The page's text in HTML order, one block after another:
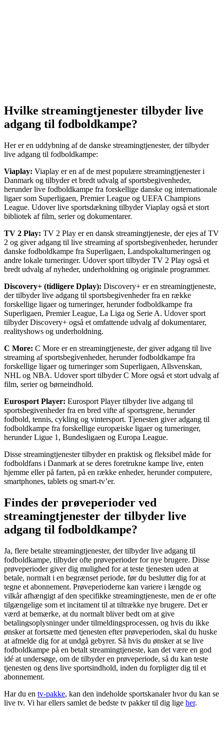
Hvilke streamingtjenester tilbyder live
adgang til fodboldkampe?
Her er en uddybning af de danske streamingtjenester, der tilbyder
live adgang til fodboldkampe:
Viaplay: Viaplay er en af de mest populære streamingtjenester i
Danmark og tilbyder et bredt udvalg af sportsbegivenheder,
herunder live fodboldkampe fra forskellige danske og internationale
ligaer som Superligaen, Premier League og UEFA Champions
League. Udover live sportsdækning tilbyder Viaplay også et stort
bibliotek af film, serier og dokumentarer.
TV 2 Play: TV 2 Play er en dansk streamingtjeneste, der ejes af TV
2 og giver adgang til live streaming af sportsbegivenheder, herunder
danske fodboldkampe fra Superligaen, Landspokalturneringen og
andre lokale turneringer. Udover sport tilbyder TV 2 Play også et
bredt udvalg af nyheder, underholdning og originale programmer.
Discovery+ (tidligere Dplay): Discovery+ er en streamingtjeneste,
der tilbyder live adgang til sportsbegivenheder fra en række
forskellige ligaer og turneringer, herunder fodboldkampe fra
Superligaen, Premier League, La Liga og Serie A. Udover sport
tilbyder Discovery+ også et omfattende udvalg af dokumentarer,
realityshows og underholdning.
C More: C More er en streamingtjeneste, der giver adgang til live
streaming af sportsbegivenheder, herunder fodboldkampe fra
forskellige ligaer og turneringer som Superligaen, Allsvenskan,
NHL og NBA. Udover sport tilbyder C More også et stort udvalg af
film, serier og børneindhold.
Eurosport Player: Eurosport Player tilbyder live adgang til
sportsbegivenheder fra en bred vifte af sportsgrene, herunder
fodbold, tennis, cykling og vintersport. Tjenesten giver adgang til
fodboldkampe fra forskellige europæiske ligaer og turneringer,
herunder Ligue 1, Bundesligaen og Europa League.
Disse streamingtjenester tilbyder en praktisk og fleksibel måde for
fodboldfans i Danmark at se deres foretrukne kampe live, enten
hjemme eller på farten, på en række enheder, herunder computere,
smartphones, tablets og smart-tv’er.
Findes der prøveperioder ved
streamingtjenester der tilbyder live
adgang til fodboldkampe?
Ja, flere betalte streamingtjenester, der tilbyder live adgang til
fodboldkampe, tilbyder ofte prøveperioder for nye brugere. Disse
prøveperioder giver dig mulighed for at teste tjenesten uden at
betale, normalt i en begrænset periode, før du beslutter dig for at
tegne et abonnement. Prøveperioderne kan variere i længde og
vilkår afhængigt af den specifikke streamingtjeneste, men de er ofte
tilgængelige som et incitament til at tiltrække nye brugere. Det er
værd at bemærke, at du normalt bliver bedt om at give
betalingsoplysninger under tilmeldingsprocessen, og hvis du ikke
ønsker at fortsætte med tjenesten efter prøveperioden, skal du huske
at afmelde dig for at undgå gebyrer. Så hvis du ønsker at se live
fodboldkampe på en betalt streamingtjeneste, kan det være en god
idé at undersøge, om de tilbyder en prøveperiode, så du kan teste
tjenesten og dens live sportsindhold, inden du forpligter dig til et
abonnement.
Har du en tv-pakke, kan den indeholde sportskanaler hvor du kan se
live tv. Vi har ellers samlet de bedste tv pakker til dig lige her.